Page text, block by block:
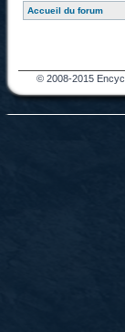
Accueil du forum
© 2008-2015